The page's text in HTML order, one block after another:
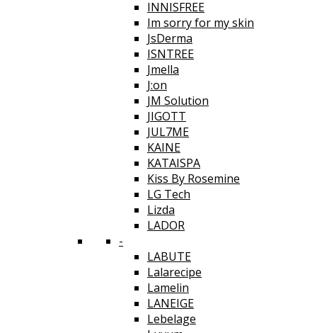
INNISFREE
Im sorry for my skin
JsDerma
ISNTREE
Jmella
J:on
JM Solution
JIGOTT
JUL7ME
KAINE
KATAISPA
Kiss By Rosemine
LG Tech
Lizda
LADOR
-
LABUTE
Lalarecipe
Lamelin
LANEIGE
Lebelage